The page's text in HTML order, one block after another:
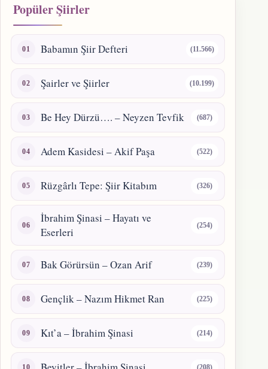
Popüler Şiirler
Babamın Şiir Defteri (11.566)
Şairler ve Şiirler (10.199)
Be Hey Dürzü…. – Neyzen Tevfik (687)
Adem Kasidesi – Akif Paşa (522)
Rüzgârlı Tepe: Şiir Kitabım (326)
İbrahim Şinasi – Hayatı ve
Eserleri
(254)
Bak Görürsün – Ozan Arif (239)
Gençlik – Nazım Hikmet Ran (225)
Kıt’a – İbrahim Şinasi (214)
(208)